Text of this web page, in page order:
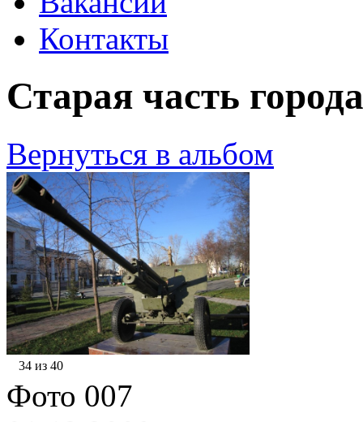
Контакты
Старая часть
Вернуться в альбом
34 из 40
Фото 007